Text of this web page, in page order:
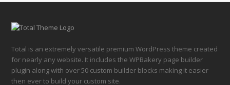
Total is an extremely versatile premium WordPress theme created
for nearly any website. It includes the WPBakery page builder
plugin along with over 50 custom builder blocks making it easier
then ever to build your custom site.